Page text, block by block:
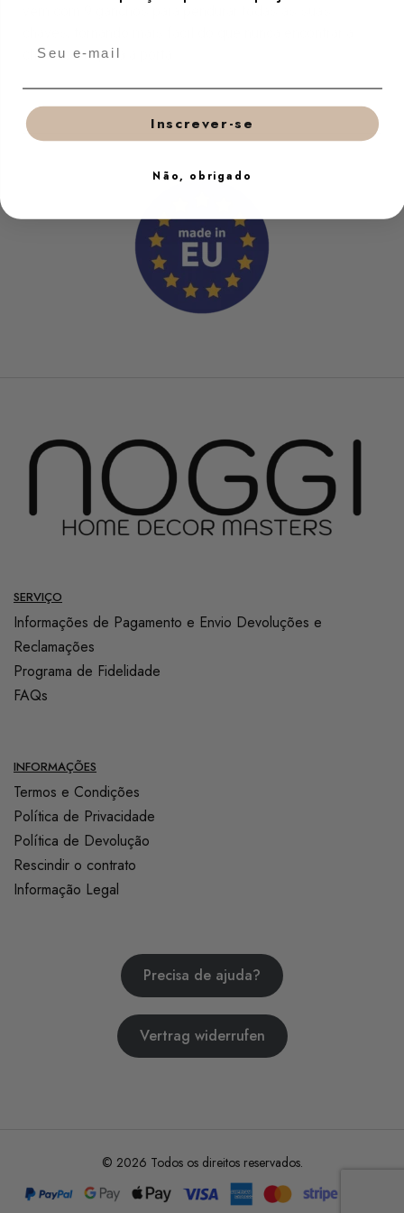
chave certa para a porta.
SERVIÇO
Informações de Pagamento e Envio Devoluções e
Reclamações
Programa de Fidelidade
FAQs
INFORMAÇÕES
Termos e Condições
Política de Privacidade
Política de Devolução
Rescindir o contrato
Informação Legal
Precisa de ajuda?
Vertrag widerrufen
© 2026 Todos os direitos reservados.
Inscrever-se
Não, obrigado